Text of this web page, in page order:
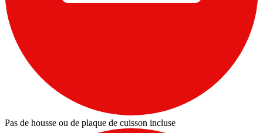
Pas de housse ou de plaque de cuisson incluse